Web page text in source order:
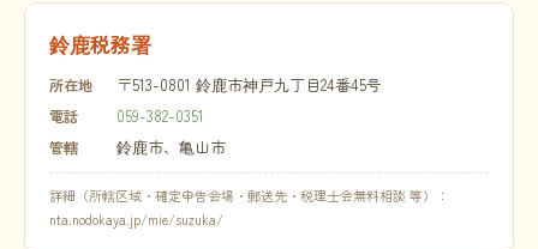
鈴鹿税務署
所在地 〒513-0801 鈴鹿市神戸九丁目24番45号
電話 059-382-0351
管轄 鈴鹿市、亀山市
詳細（所轄区域・確定申告会場・郵送先・税理士会無料相談 等）：
nta.nodokaya.jp/mie/suzuka/